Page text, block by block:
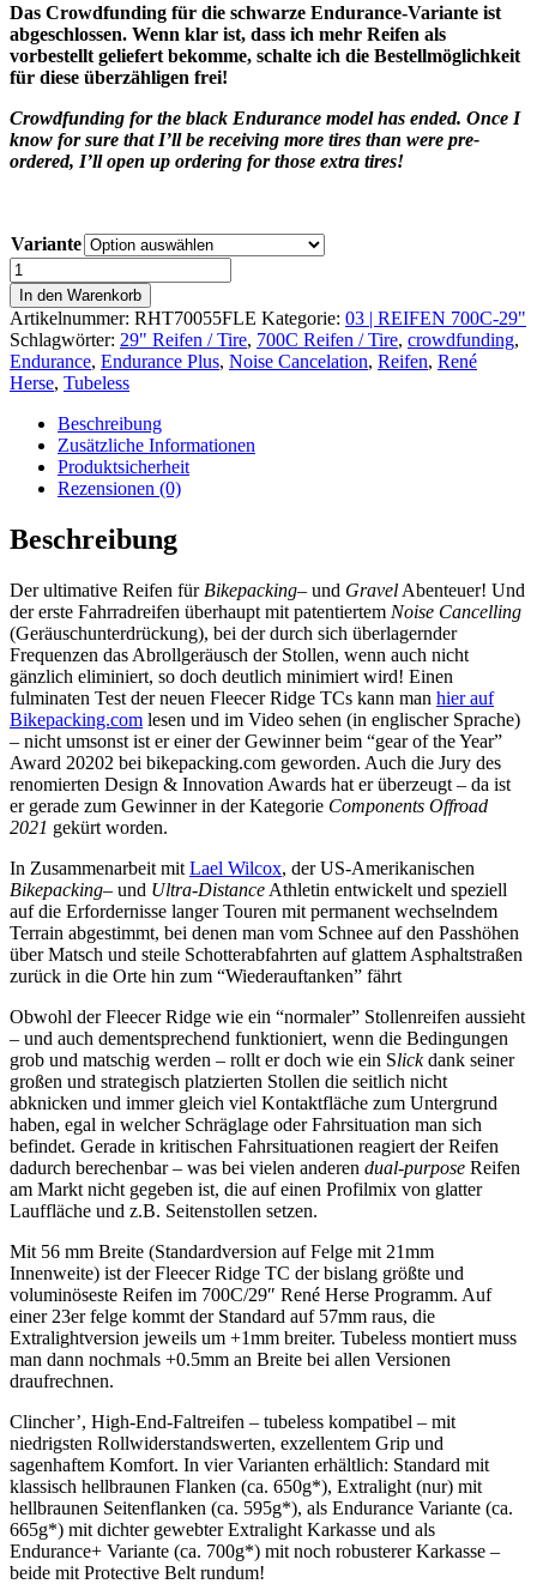
Das Crowdfunding für die schwarze Endurance-Variante ist
abgeschlossen. Wenn klar ist, dass ich mehr Reifen als
vorbestellt geliefert bekomme, schalte ich die Bestellmöglichkeit
für diese überzähligen frei!
Crowdfunding for the black Endurance model has ended. Once I
know for sure that I’ll be receiving more tires than were pre-
ordered, I’ll open up ordering for those extra tires!
Variante
Fleecer
Ridge
TC
700C
x
55
(29"
2.2")
Menge
In den Warenkorb
Artikelnummer: RHT70055FLE Kategorie: 03 | REIFEN 700C-29"
Schlagwörter: 29" Reifen / Tire, 700C Reifen / Tire, crowdfunding,
Endurance, Endurance Plus, Noise Cancelation, Reifen, René
Herse, Tubeless
Beschreibung
Zusätzliche Informationen
Produktsicherheit
Rezensionen (0)
Beschreibung
Der ultimative Reifen für Bikepacking– und Gravel Abenteuer! Und
der erste Fahrradreifen überhaupt mit patentiertem Noise Cancelling
(Geräuschunterdrückung), bei der durch sich überlagernder
Frequenzen das Abrollgeräusch der Stollen, wenn auch nicht
gänzlich eliminiert, so doch deutlich minimiert wird! Einen
fulminaten Test der neuen Fleecer Ridge TCs kann man hier auf
Bikepacking.com lesen und im Video sehen (in englischer Sprache)
– nicht umsonst ist er einer der Gewinner beim “gear of the Year”
Award 20202 bei bikepacking.com geworden. Auch die Jury des
renomierten Design & Innovation Awards hat er überzeugt – da ist
er gerade zum Gewinner in der Kategorie Components Offroad
2021 gekürt worden.
In Zusammenarbeit mit Lael Wilcox, der US-Amerikanischen
Bikepacking– und Ultra-Distance Athletin entwickelt und speziell
auf die Erfordernisse langer Touren mit permanent wechselndem
Terrain abgestimmt, bei denen man vom Schnee auf den Passhöhen
über Matsch und steile Schotterabfahrten auf glattem Asphaltstraßen
zurück in die Orte hin zum “Wiederauftanken” fährt
Obwohl der Fleecer Ridge wie ein “normaler” Stollenreifen aussieht
– und auch dementsprechend funktioniert, wenn die Bedingungen
grob und matschig werden – rollt er doch wie ein Slickdank seiner
großen und strategisch platzierten Stollen die seitlich nicht
abknicken und immer gleich viel Kontaktfläche zum Untergrund
haben, egal in welcher Schräglage oder Fahrsituation man sich
befindet. Gerade in kritischen Fahrsituationen reagiert der Reifen
dadurch berechenbar – was bei vielen anderen dual-purpose Reifen
am Markt nicht gegeben ist, die auf einen Profilmix von glatter
Lauffläche und z.B. Seitenstollen setzen.
Mit 56 mm Breite (Standardversion auf Felge mit 21mm
Innenweite) ist der Fleecer Ridge TC der bislang größte und
voluminöseste Reifen im 700C/29″ René Herse Programm. Auf
einer 23er felge kommt der Standard auf 57mm raus, die
Extralightversion jeweils um +1mm breiter. Tubeless montiert muss
man dann nochmals +0.5mm an Breite bei allen Versionen
draufrechnen.
Clincher’, High-End-Faltreifen – tubeless kompatibel – mit
niedrigsten Rollwiderstandswerten, exzellentem Grip und
sagenhaftem Komfort. In vier Varianten erhältlich: Standard mit
klassisch hellbraunen Flanken (ca. 650g*), Extralight (nur) mit
hellbraunen Seitenflanken (ca. 595g*), als Endurance Variante (ca.
665g*) mit dichter gewebter Extralight Karkasse und als
Endurance+ Variante (ca. 700g*) mit noch robusterer Karkasse –
beide mit Protective Belt rundum!